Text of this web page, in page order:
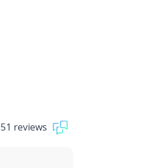
51 reviews